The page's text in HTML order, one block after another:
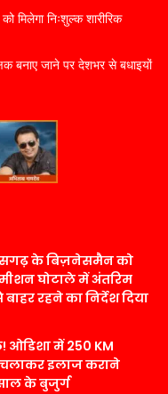
को मिलेगा निःशुल्क शारीरिक
बनाए जाने पर देशभर से बधाइयों
के बिज़नेसमैन को
घोटाले में अंतरिम
रहने का निर्देश दिया
ओडिशा में 250 KM
चलाकर इलाज कराने
के बुजुर्ग